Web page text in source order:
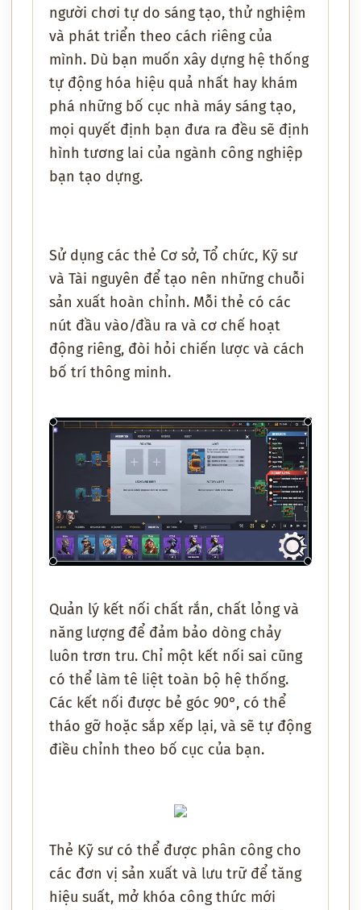
người chơi tự do sáng tạo, thử nghiệm
và phát triển theo cách riêng của
mình. Dù bạn muốn xây dựng hệ thống
tự động hóa hiệu quả nhất hay khám
phá những bố cục nhà máy sáng tạo,
mọi quyết định bạn đưa ra đều sẽ định
hình tương lai của ngành công nghiệp
bạn tạo dựng.
Sử dụng các thẻ Cơ sở, Tổ chức, Kỹ sư
và Tài nguyên để tạo nên những chuỗi
sản xuất hoàn chỉnh. Mỗi thẻ có các
nút đầu vào/đầu ra và cơ chế hoạt
động riêng, đòi hỏi chiến lược và cách
bố trí thông minh.
Quản lý kết nối chất rắn, chất lỏng và
năng lượng để đảm bảo dòng chảy
luôn trơn tru. Chỉ một kết nối sai cũng
có thể làm tê liệt toàn bộ hệ thống.
Các kết nối được bẻ góc 90°, có thể
tháo gỡ hoặc sắp xếp lại, và sẽ tự động
điều chỉnh theo bố cục của bạn.
Thẻ Kỹ sư có thể được phân công cho
các đơn vị sản xuất và lưu trữ để tăng
hiệu suất, mở khóa công thức mới